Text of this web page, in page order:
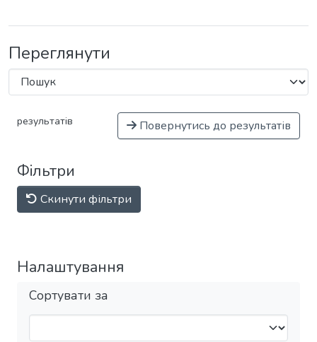
Переглянути
результатів Повернутись до результатів
Фільтри
Скинути фільтри
Налаштування
Сортувати за